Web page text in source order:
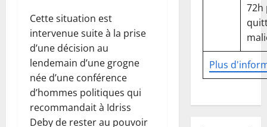
Cette situation est
intervenue suite à la prise
d’une décision au
lendemain d’une grogne
née d’une conférence
d’hommes politiques qui
recommandait à Idriss
Deby de rester au pouvoir
Plus
72h